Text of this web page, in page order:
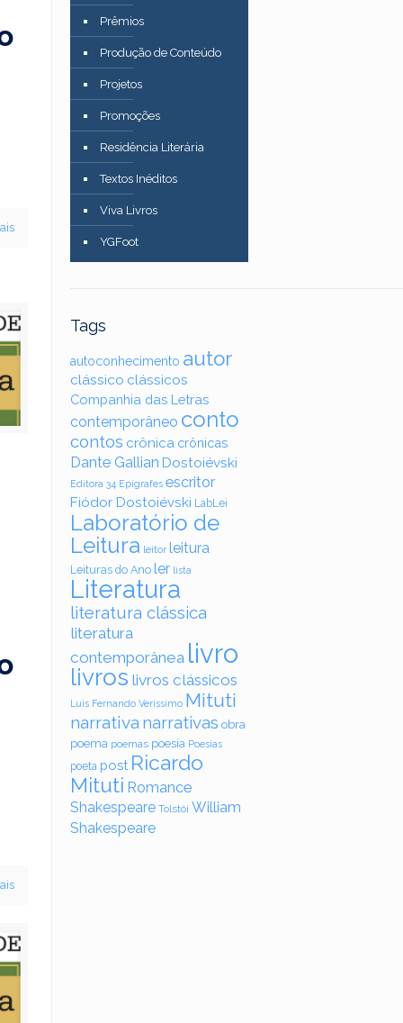
Prêmios
Produção de Conteúdo
Projetos
Promoções
Residência Literária
Textos Inéditos
Viva Livros
YGFoot
Tags
autoconhecimento autor
clássico clássicos
Companhia das Letras
contemporâneo conto
contos crônica crônicas
Dante Gallian Dostoiévski
Editora 34 Epígrafes escritor
Fiódor Dostoiévski LabLei
Laboratório de
Leitura leitor leitura
Leituras do Ano ler lista
Literatura
literatura clássica
literatura
contemporânea livro
livros livros clássicos
Luis Fernando Veríssimo Mituti
narrativa narrativas obra
poema poemas poesia Poesias
poeta post Ricardo
Mituti Romance
Shakespeare Tolstói William
Shakespeare